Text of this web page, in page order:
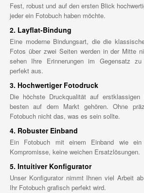
Fest, robust und auf den ersten Blick
jeder ein Fotobuch haben möchte.
2. Layflat-Bindung
Eine moderne Bindungsart, die die
Fotos über zwei Seiten werden in der Mitte
sehen Ihre Erinnerungen im Gegensatz zu
perfekt aus.
3. Hochwertiger Fotodruck
Die höchste Druckqualität auf
besten auf dem Markt gehören. Ohne
Fotobuch nicht das, was es sein sollte.
4. Robuster Einband
Ein Fotobuch mit einem Einband wie
Kompromisse, keine weichen Ersatzlösungen.
5. Intuitiver Konfigurator
Unser Konfigurator nimmt Ihnen viel Arbeit
Ihr Fotobuch grafisch perfekt wird.